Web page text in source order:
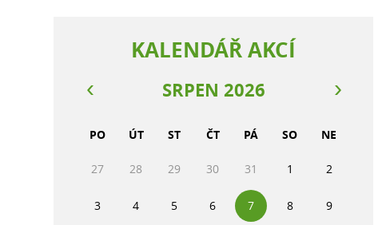
KALENDÁŘ AKCÍ
SRPEN 2026
PO ÚT ST ČT PÁ SO NE
27 28 29 30 31 1 2
3 4 5 6 7 8 9